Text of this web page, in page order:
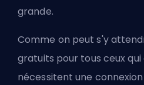
grande.
Comme on peut s'y
gratuits pour tous ceux
nécessitent une